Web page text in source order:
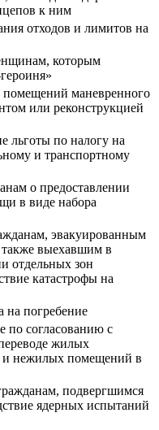
к ним
отходов и лимитов на
которым
маневренного
или реконструкцией
льготы по налогу на
и транспортному
о предоставлении
в виде набора
эвакуированным
выехавшим в
отдельных зон
катастрофы на
на погребение
по согласованию с
жилых
нежилых помещений в
подвергшимся
ядерных испытаний